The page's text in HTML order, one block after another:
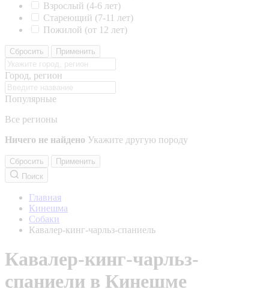
Взрослый (4-6 лет)
Стареющий (7-11 лет)
Пожилой (от 12 лет)
Сбросить Применить
Город, регион
Популярные
Все регионы
Ничего не найдено Укажите другую породу
Сбросить
Применить
Поиск
Главная
Кинешма
Собаки
Кавалер-кинг-чарльз-спаниель
Кавалер-кинг-чарльз-
спаниели в Кинешме